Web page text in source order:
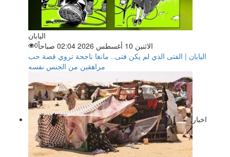
اليابان
الاثنين 10 أغسطس 2026 02:04 صباحاً
0
اليابان | الفتى الذي لم يكن فتى.. مانغا ناجحة تروي قصة حب
مراهقين من الجنس نفسه
اخبار